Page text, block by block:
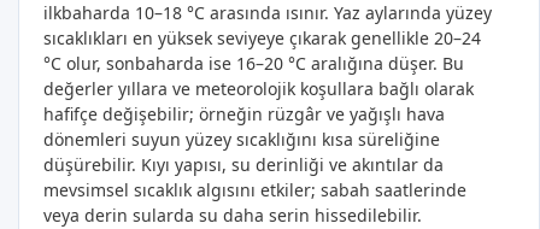
ilkbaharda 10–18 °C arasında ısınır. Yaz aylarında yüzey
sıcaklıkları en yüksek seviyeye çıkarak genellikle 20–24
°C olur, sonbaharda ise 16–20 °C aralığına düşer. Bu
değerler yıllara ve meteorolojik koşullara bağlı olarak
hafifçe değişebilir; örneğin rüzgâr ve yağışlı hava
dönemleri suyun yüzey sıcaklığını kısa süreliğine
düşürebilir. Kıyı yapısı, su derinliği ve akıntılar da
mevsimsel sıcaklık algısını etkiler; sabah saatlerinde
veya derin sularda su daha serin hissedilebilir.